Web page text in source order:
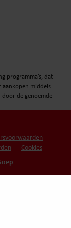
programma’s, dat
middels
de genoemde
Cookies